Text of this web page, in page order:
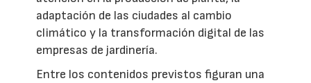
adaptación de las ciudades al cambio
climático y la transformación digital de las
empresas de jardinería.
Entre los contenidos previstos figuran una